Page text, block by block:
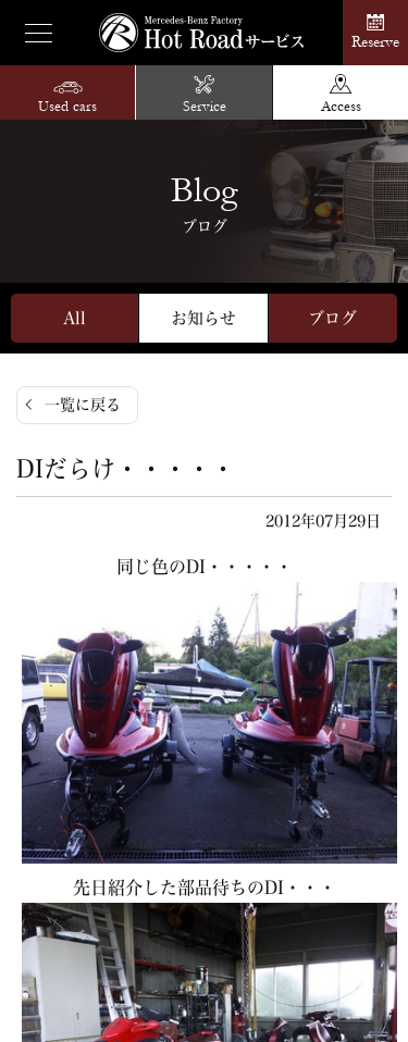
Reserve
Used cars Service Access
Blog
ブログ
All お知らせ ブログ
一覧に戻る
DIだらけ・・・・・
2012年07月29日
同じ色のDI・・・・・
先日紹介した部品待ちのDI・・・